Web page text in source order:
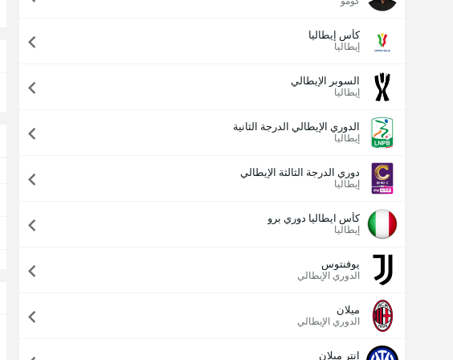
كأس إيطاليا
إيطاليا
السوبر الإيطالي
إيطاليا
الدوري الإيطالي الدرجة الثانية
إيطاليا
دوري الدرجة الثالثة الإيطالي
إيطاليا
كأس ايطاليا دوري برو
إيطاليا
يوفنتوس
الدوري الإيطالي
ميلان
الدوري الإيطالي
إنتر ميلان